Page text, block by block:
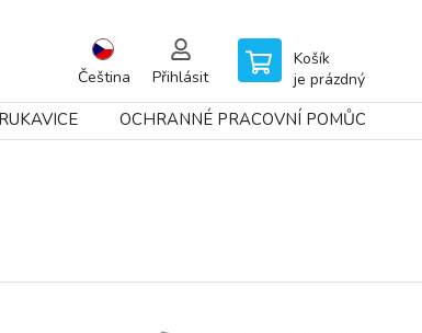
Čeština Přihlásit
Košík
je prázdný
OCHRANNÉ PRACOVNÍ POMŮCKY